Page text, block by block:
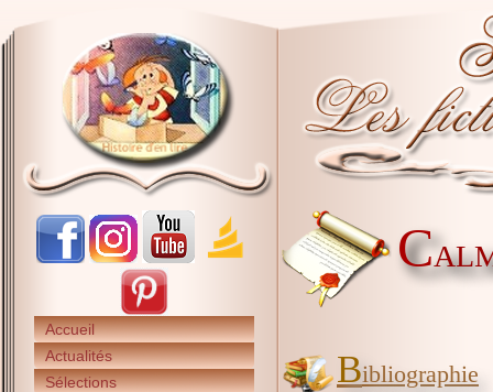
Accueil
Actualités
Sélections
C
Bibliographie